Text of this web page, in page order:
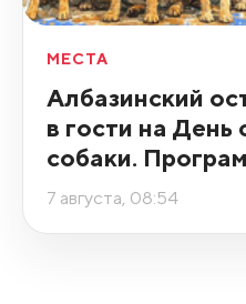
МЕСТА
Албазинский
в гости на
собаки.
7 августа, 08:54